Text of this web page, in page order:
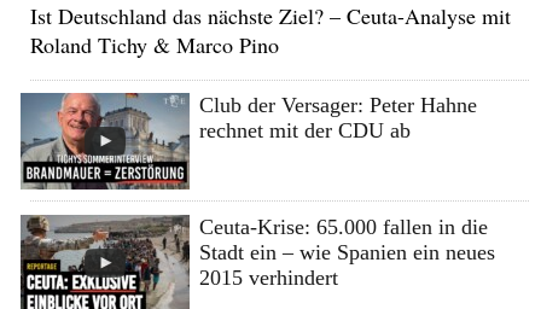
Ist Deutschland das nächste Ziel? – Ceuta-Analyse mit
Roland Tichy & Marco Pino
Club der Versager: Peter Hahne
rechnet mit der CDU ab
Ceuta-Krise: 65.000 fallen in die
Stadt ein – wie Spanien ein neues
2015 verhindert